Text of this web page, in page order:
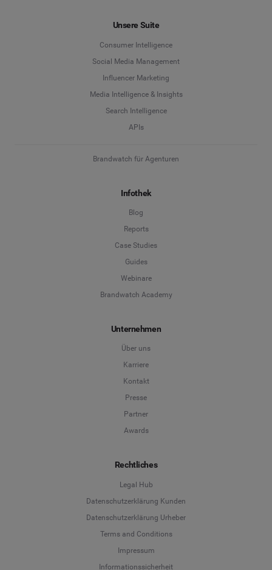
Unsere Suite
Consumer Intelligence
Social Media Management
Influencer Marketing
Media Intelligence & Insights
Search Intelligence
APIs
Brandwatch für Agenturen
Infothek
Blog
Reports
Case Studies
Guides
Webinare
Brandwatch Academy
Unternehmen
Über uns
Karriere
Kontakt
Presse
Partner
Awards
Rechtliches
Legal Hub
Datenschutzerklärung Kunden
Datenschutzerklärung Urheber
Terms and Conditions
Impressum
Informationssicherheit